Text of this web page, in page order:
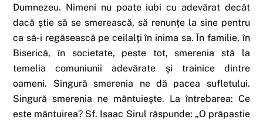
Dumnezeu. Nimeni nu poate iubi cu adevărat decât
dacă ştie să se smerească, să renunţe la sine pentru
ca să-i regăsească pe ceilalţi în inima sa. În familie, în
Biserică, în societate, peste tot, smerenia stă la
temelia comuniunii adevărate şi trainice dintre
oameni. Singură smerenia ne dă pacea sufletului.
Singură smerenia ne mântuieşte. La întrebarea: Ce
este mântuirea? Sf. Isaac Sirul răspunde: „O prăpastie